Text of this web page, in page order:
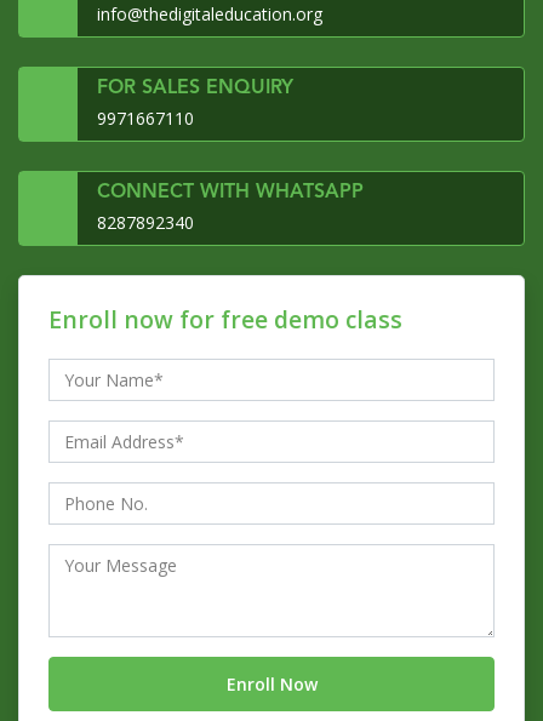
info@thedigitaleducation.org
FOR SALES ENQUIRY
9971667110
CONNECT WITH WHATSAPP
8287892340
Enroll now for free demo class